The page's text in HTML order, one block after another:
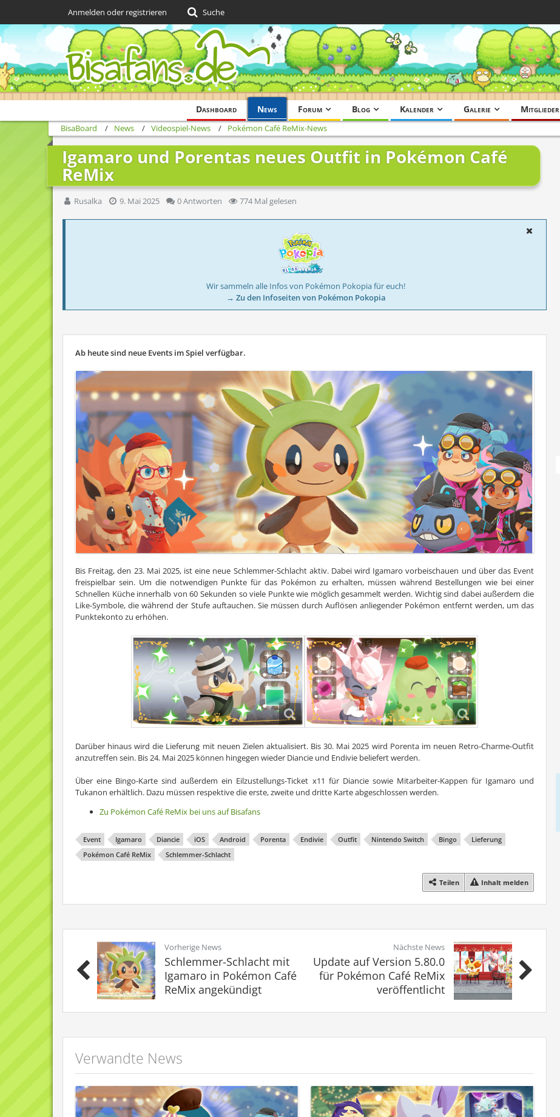
Dashboard News Forum Blog Kalender Galerie Mitglieder
Anmelden oder registrieren Suche
BisaBoard News Videospiel-News Pokémon Café ReMix-News
Igamaro und Porentas neues Outfit in Pokémon Café
ReMix
Rusalka 9. Mai 2025 0 Antworten 774 Mal gelesen
Wir sammeln alle Infos von Pokémon Pokopia für euch!
→ Zu den Infoseiten von Pokémon Pokopia
Ab heute sind neue Events im Spiel verfügbar.
Bis Freitag, den 23. Mai 2025, ist eine neue Schlemmer-Schlacht aktiv. Dabei wird Igamaro vorbeischauen und über das Event
freispielbar sein. Um die notwendigen Punkte für das Pokémon zu erhalten, müssen während Bestellungen wie bei einer
Schnellen Küche innerhalb von 60 Sekunden so viele Punkte wie möglich gesammelt werden. Wichtig sind dabei außerdem die
Like-Symbole, die während der Stufe auftauchen. Sie müssen durch Auflösen anliegender Pokémon entfernt werden, um das
Punktekonto zu erhöhen.
Darüber hinaus wird die Lieferung mit neuen Zielen aktualisiert. Bis 30. Mai 2025 wird Porenta im neuen Retro-Charme-Outfit
anzutreffen sein. Bis 24. Mai 2025 können hingegen wieder Diancie und Endivie beliefert werden.
Über eine Bingo-Karte sind außerdem ein Eilzustellungs-Ticket x11 für Diancie sowie Mitarbeiter-Kappen für Igamaro und
Tukanon erhältlich. Dazu müssen respektive die erste, zweite und dritte Karte abgeschlossen werden.
Zu Pokémon Café ReMix bei uns auf Bisafans
Event Igamaro Diancie iOS Android Porenta Endivie Outfit Nintendo Switch Bingo
Lieferung
Pokémon Café ReMix
Schlemmer-Schlacht
Teilen Inhalt melden
Vorherige News
Schlemmer-Schlacht mit
Igamaro in Pokémon Café
ReMix angekündigt
Nächste News
Update auf Version 5.80.0
für Pokémon Café ReMix
veröffentlicht
Verwandte News